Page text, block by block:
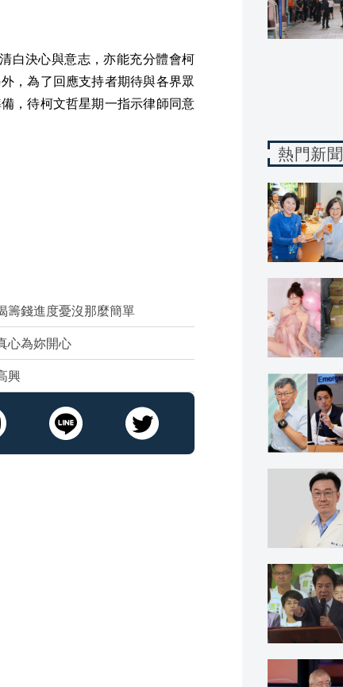
白決心與意志，亦能充分體會柯
，為了回應支持者期待與各界眾
，待柯文哲星期一指示律師同意
錢進度憂沒那麼簡單
心為妳開心
興
熱門新聞